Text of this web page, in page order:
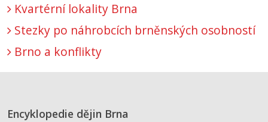
Kvartérní lokality Brna
Stezky po náhrobcích brněnských osobností
Brno a konflikty
Encyklopedie dějin Brna